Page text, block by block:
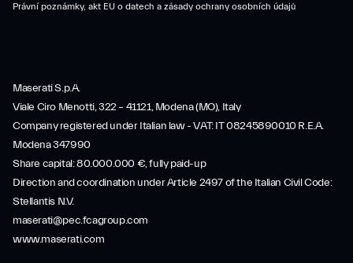
Právní poznámky, akt EU o datech a zásady ochrany osobních údajů
Maserati S.p.A.
Viale Ciro Menotti, 322 – 41121, Modena (MO), Italy
Company registered under Italian law - VAT: IT 08245890010 R.E.A.
Modena 347990
Share capital: 80.000.000 €, fully paid-up
Direction and coordination under Article 2497 of the Italian Civil Code:
Stellantis N.V.
maserati@pec.fcagroup.com
www.maserati.com